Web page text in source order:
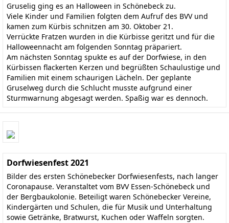
Gruselig ging es an Halloween in Schönebeck zu.
Viele Kinder und Familien folgten dem Aufruf des BVV und
kamen zum Kürbis schnitzen am 30. Oktober 21.
Verrückte Fratzen wurden in die Kürbisse geritzt und für die
Halloweennacht am folgenden Sonntag präpariert.
Am nächsten Sonntag spukte es auf der Dorfwiese, in den
Kürbissen flackerten Kerzen und begrüßten Schaulustige und
Familien mit einem schaurigen Lächeln. Der geplante
Gruselweg durch die Schlucht musste aufgrund einer
Sturmwarnung abgesagt werden. Spaßig war es dennoch.
Dorfwiesenfest 2021
Bilder des ersten Schönebecker Dorfwiesenfests, nach langer
Coronapause. Veranstaltet vom BVV Essen-Schönebeck und
der Bergbaukolonie. Beteiligt waren Schönebecker Vereine,
Kindergärten und Schulen, die für Musik und Unterhaltung
sowie Getränke, Bratwurst, Kuchen oder Waffeln sorgten.